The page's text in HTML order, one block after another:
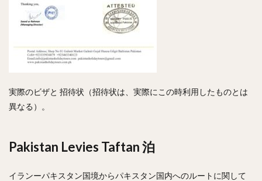
実際のビザと 招待状（招待状は、実際にこの時利用したものとは
異なる）。
Pakistan Levies Taftan 泊
イランーパキスタン国境からパキスタン国内へのルートに関して